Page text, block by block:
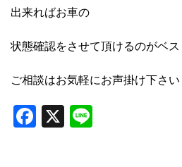
出来ればお車の
状態確認をさせて頂けるのがベ
ご相談はお気軽にお声掛け下さ
Facebook
X